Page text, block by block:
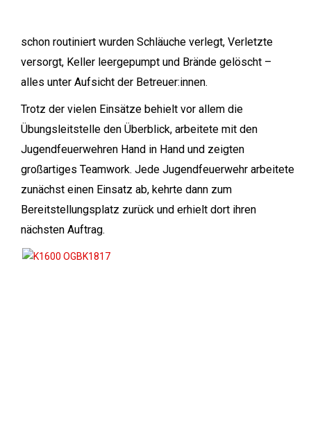
schon routiniert wurden Schläuche verlegt, Verletzte
versorgt, Keller leergepumpt und Brände gelöscht –
alles unter Aufsicht der Betreuer:innen.
Trotz der vielen Einsätze behielt vor allem die
Übungsleitstelle den Überblick, arbeitete mit den
Jugendfeuerwehren Hand in Hand und zeigten
großartiges Teamwork. Jede Jugendfeuerwehr arbeitete
zunächst einen Einsatz ab, kehrte dann zum
Bereitstellungsplatz zurück und erhielt dort ihren
nächsten Auftrag.